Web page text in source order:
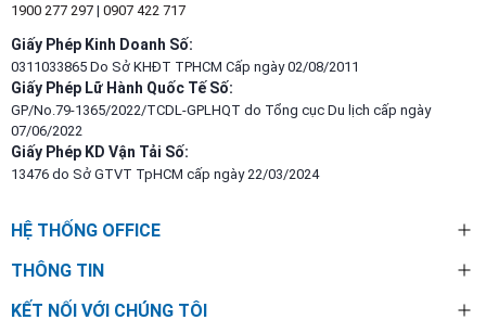
1900 277 297 | 0907 422 717
Giấy Phép Kinh Doanh Số:
0311033865 Do Sở KHĐT TPHCM Cấp ngày 02/08/2011
Giấy Phép Lữ Hành Quốc Tế Số:
GP/No.79-1365/2022/TCDL-GPLHQT do Tổng cục Du lịch cấp ngày
07/06/2022
Giấy Phép KD Vận Tải Số:
13476 do Sở GTVT TpHCM cấp ngày 22/03/2024
HỆ THỐNG OFFICE
THÔNG TIN
KẾT NỐI VỚI CHÚNG TÔI